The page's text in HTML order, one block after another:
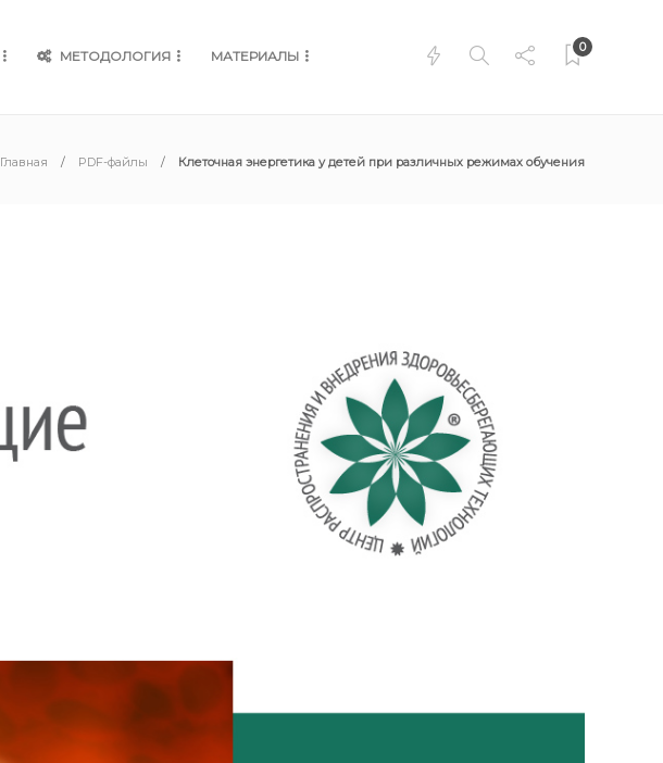
МЕТОДОЛОГИЯ МАТЕРИАЛЫ
0
Главная PDF-файлы Клеточная энергетика у детей при различных режимах обучения